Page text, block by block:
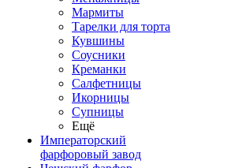
Мармиты
Тарелки для торта
Кувшины
Соусники
Креманки
Салфетницы
Икорницы
Супницы
Ещё
Императорский
фарфоровый завод